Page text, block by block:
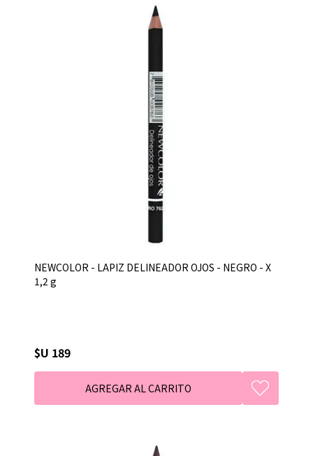
NEWCOLOR - LAPIZ DELINEADOR OJOS - NEGRO - X
1,2 g
$U 189